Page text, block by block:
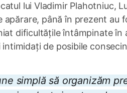
lui Vladimir Plahotniuc,
apărare, până în prezent au
dificultățile întâmpinate
de posibile
simplă să organizăm